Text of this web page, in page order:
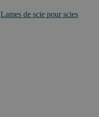
Lames de scie pour scies